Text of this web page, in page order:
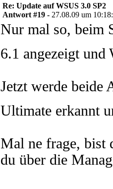
Re: Update auf WSUS 3.0 SP2
Antwort #19 - 27.08.09 um
Nur mal so, beim
6.1 angezeigt
Jetzt werde beide
Ultimate erkannt
Mal ne frage, bist
du über die